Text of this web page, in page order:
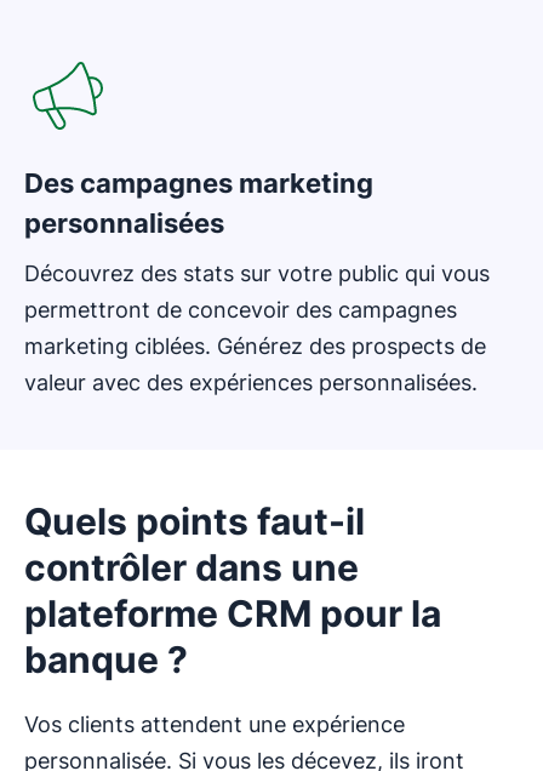
Des campagnes marketing
personnalisées
Découvrez des stats sur votre public qui vous
permettront de concevoir des campagnes
marketing ciblées. Générez des prospects de
valeur avec des expériences personnalisées.
Quels points faut-il
contrôler dans une
plateforme CRM pour la
banque ?
Vos clients attendent une expérience
personnalisée. Si vous les décevez, ils iront